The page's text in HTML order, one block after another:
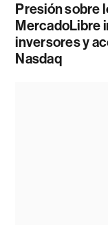
Presión sobre
MercadoLibre
inversores y
Nasdaq